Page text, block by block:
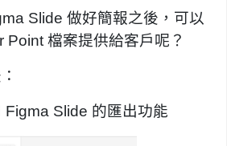
Slide 做好簡報之後，可以
Point 檔案提供給客戶呢？
Figma Slide 的匯出功能